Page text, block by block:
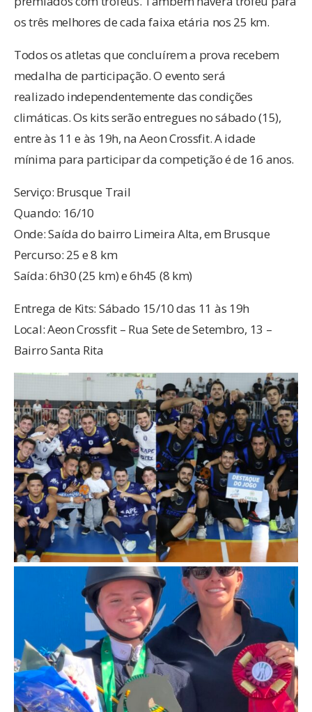
os três melhores de cada faixa etária nos 25 km.
Todos os atletas que concluírem a prova recebem
medalha de participação. O evento será
realizado independentemente das condições
climáticas. Os kits serão entregues no sábado (15),
entre às 11 e às 19h, na Aeon Crossfit. A idade
mínima para participar da competição é de 16 anos.
Serviço: Brusque Trail
Quando: 16/10
Onde: Saída do bairro Limeira Alta, em Brusque
Percurso: 25 e 8 km
Saída: 6h30 (25 km) e 6h45 (8 km)
Entrega de Kits: Sábado 15/10 das 11 às 19h
Local: Aeon Crossfit – Rua Sete de Setembro, 13 –
Bairro Santa Rita